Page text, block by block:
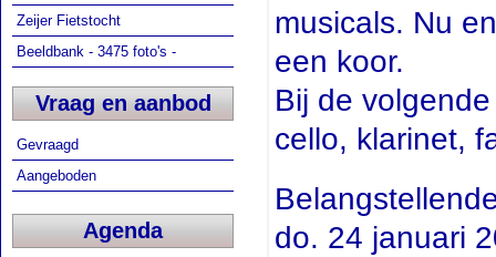
Zeijer Fietstocht
Beeldbank - 3475 foto's -
Vraag en aanbod
Gevraagd
Aangeboden
Agenda
musicals. Nu
een koor.
Bij de
cello, klarinet,
do. 24 januari